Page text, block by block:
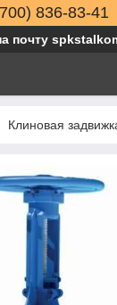
836-83-41
почту
Клиновая